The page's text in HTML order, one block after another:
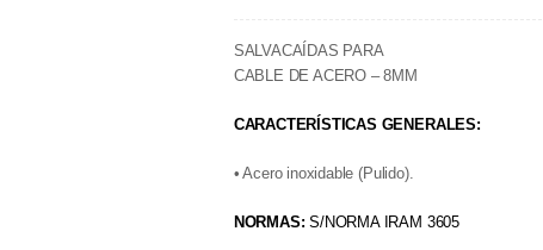
SALVACAÍDAS PARA
CABLE DE ACERO – 8MM
CARACTERÍSTICAS GENERALES:
• Acero inoxidable (Pulido).
NORMAS: S/NORMA IRAM 3605